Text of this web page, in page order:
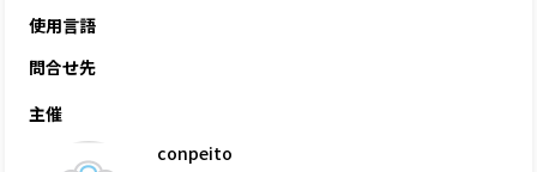
使用言語
問合せ先
主催
conpeito